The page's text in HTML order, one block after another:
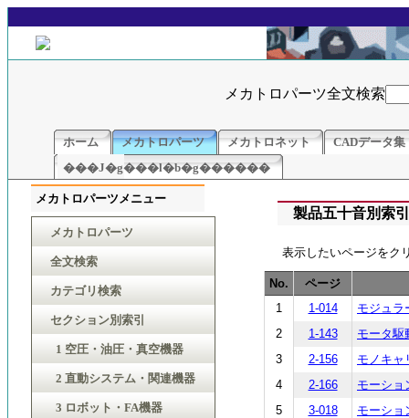
メカトロパーツ全文検索
ホーム メカトロパーツ メカトロネット
CADデータ集
���J�g���l�b�g������
製品五十音別索
表示したいページをク
No.
ページ
1
1-014
モジュラ
2
1-143
モータ駆
3
2-156
モノキャ
4
2-166
モーショ
5
3-018
モーショ
メカトロパーツメニュー
メカトロパーツ
全文検索
カテゴリ検索
セクション別索引
1 空圧・油圧・真空機器
2 直動システム・関連機器
3 ロボット・FA機器